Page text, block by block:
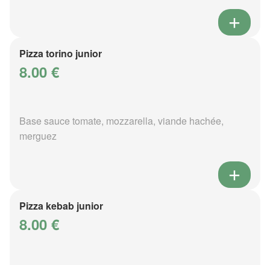
Pizza torino junior
8.00 €
Base sauce tomate, mozzarella, viande hachée,
merguez
Pizza kebab junior
8.00 €